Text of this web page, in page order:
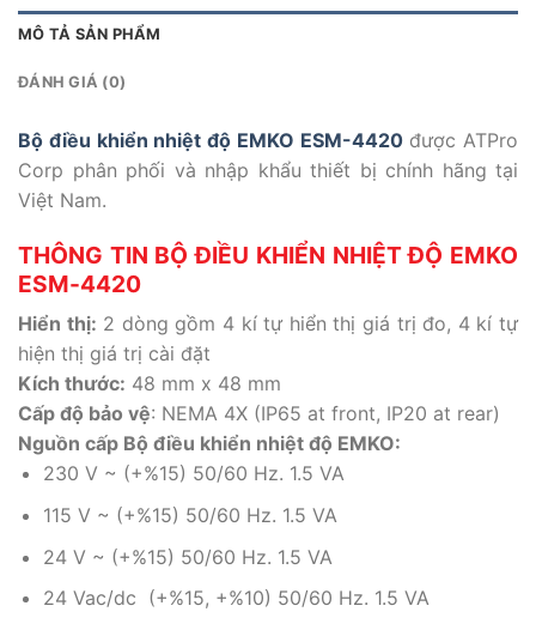
MÔ TẢ SẢN PHẨM
ĐÁNH GIÁ (0)
Bộ điều khiển nhiệt độ EMKO ESM-4420được ATPro
Corp phân phối và nhập khẩu thiết bị chính hãng tại
Việt Nam.
THÔNG TIN BỘ ĐIỀU KHIỂN NHIỆT ĐỘ EMKO
ESM-4420
Hiển thị: 2 dòng gồm 4 kí tự hiển thị giá trị đo, 4 kí tự
hiện thị giá trị cài đặt
Kích thước: 48 mm x 48 mm
Cấp độ bảo vệ: NEMA 4X (IP65 at front, IP20 at rear)
Nguồn cấp Bộ điều khiển nhiệt độ EMKO:
230 V ~ (+%15) 50/60 Hz. 1.5 VA
115 V ~ (+%15) 50/60 Hz. 1.5 VA
24 V ~ (+%15) 50/60 Hz. 1.5 VA
24 Vac/dc (+%15, +%10) 50/60 Hz. 1.5 VA